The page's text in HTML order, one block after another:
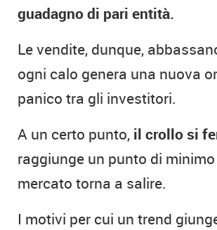
guadagno di pari entità.
Le vendite, dunque,
ogni calo genera una nuova
panico tra gli investitori.
A un certo punto, il crollo si
raggiunge un punto di
mercato torna a salire.
I motivi per cui un trend